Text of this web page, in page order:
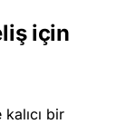
için
bir